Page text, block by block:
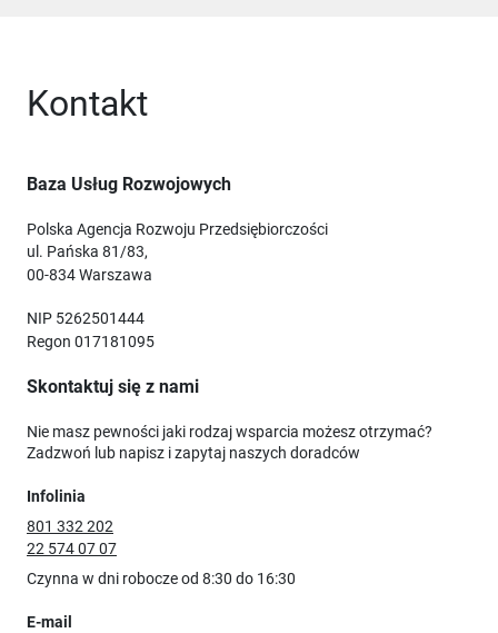
Kontakt
Baza Usług Rozwojowych
Polska Agencja Rozwoju Przedsiębiorczości
ul. Pańska 81/83,
00-834 Warszawa
NIP 5262501444
Regon 017181095
Skontaktuj się z nami
Nie masz pewności jaki rodzaj wsparcia możesz otrzymać?
Zadzwoń lub napisz i zapytaj naszych doradców
Infolinia
801 332 202
22 574 07 07
Czynna w dni robocze od 8:30 do 16:30
E-mail